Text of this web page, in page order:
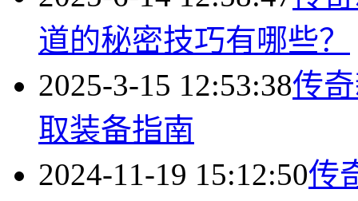
道的秘密技巧有哪些？
2025-3-15 12:53:38传
取装备指南
2024-11-19 15:12:50传